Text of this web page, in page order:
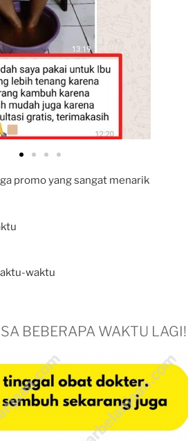
promo yang sangat menarik
waktu
BEBERAPA WAKTU LAGI!